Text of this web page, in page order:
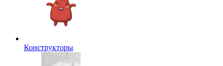
Конструкторы